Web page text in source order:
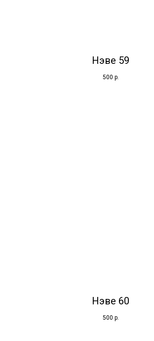
Нэве 59
500 р.
Нэве 60
500 р.